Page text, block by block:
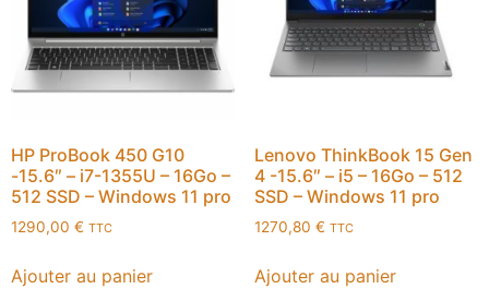
HP ProBook 450 G10
-15.6″ – i7-1355U – 16Go –
512 SSD – Windows 11 pro
1290,00 € TTC
Ajouter au panier
Lenovo ThinkBook 15 Gen
4 -15.6″ – i5 – 16Go – 512
SSD – Windows 11 pro
1270,80 € TTC
Ajouter au panier